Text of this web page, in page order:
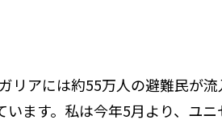
リアには約55万人の避難民が
います。私は今年5月より、ユ